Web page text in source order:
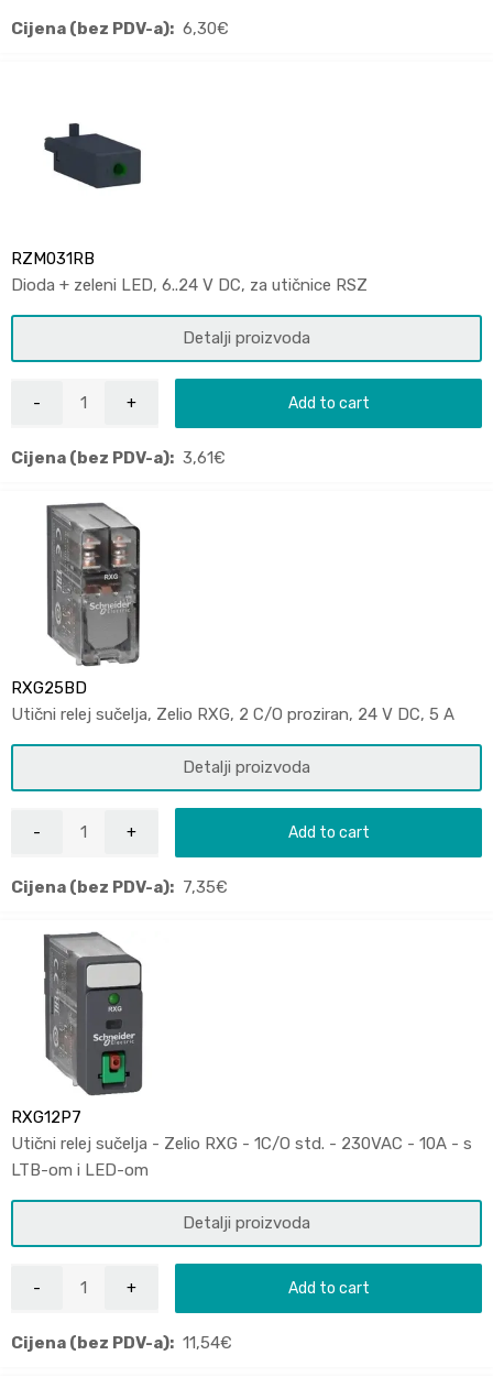
Cijena (bez PDV-a): 6,30€
RZM031RB
Dioda + zeleni LED, 6..24 V DC, za utičnice RSZ
Detalji proizvoda
Add to cart
Cijena (bez PDV-a): 3,61€
RXG25BD
Utični relej sučelja, Zelio RXG, 2 C/O proziran, 24 V DC, 5 A
Detalji proizvoda
Add to cart
Cijena (bez PDV-a): 7,35€
RXG12P7
Utični relej sučelja - Zelio RXG - 1C/O std. - 230VAC - 10A - s
LTB-om i LED-om
Detalji proizvoda
Add to cart
Cijena (bez PDV-a): 11,54€